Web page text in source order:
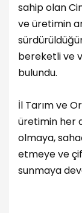
sahip olan
ve üretimin
bereketli ve
bulundu.
İl Tarım ve
üretimin her
olmaya,
etmeye ve
sunmaya